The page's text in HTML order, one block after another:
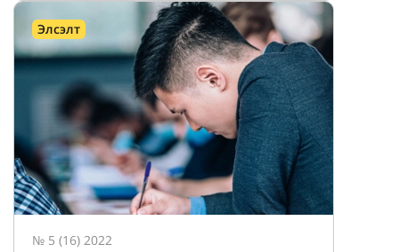
Элсэлт
№ 5 (16) 2022